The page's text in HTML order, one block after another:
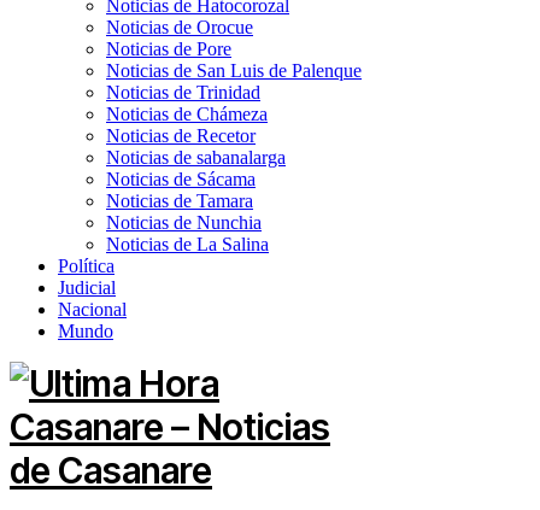
Noticias de Hatocorozal
Noticias de Orocue
Noticias de Pore
Noticias de San Luis de Palenque
Noticias de Trinidad
Noticias de Chámeza
Noticias de Recetor
Noticias de sabanalarga
Noticias de Sácama
Noticias de Tamara
Noticias de Nunchia
Noticias de La Salina
Política
Judicial
Nacional
Mundo